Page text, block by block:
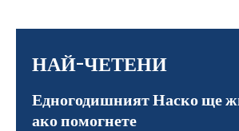
НАЙ-ЧЕТЕНИ
Едногодишният Наско ще
ако помогнете